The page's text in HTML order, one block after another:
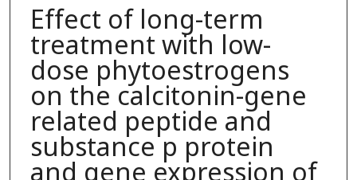
Effect of long-term
treatment with low-
dose phytoestrogens
on the calcitonin-gene
related peptide and
substance p protein